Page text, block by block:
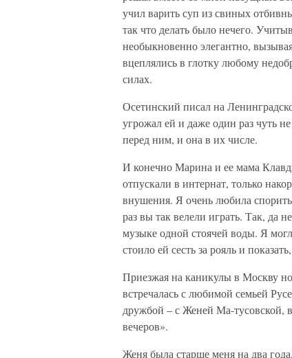
учил варить суп из свиных
так что делать было нечего.
необыкновенно элегантно,
вцеплялись в глотку любому
силах.
Осетинский писал на
угрожал ей и даже один раз чуть
перед ним, и она в их числе.
И конечно Марина и ее мама
отпускали в интернат, только
внушения. Я очень любила
раз вы так велели играть. Так, да
музыке одной стоячей воды. Я
стоило ей сесть за рояль и
Приезжая на каникулы в Москву
встречалась с любимой семьей
дружбой – с Женей Ма-тусовской,
вечеров».
Женя была старше меня на два